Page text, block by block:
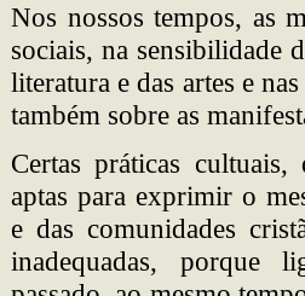
Nos nossos tempos, as
sociais, na sensibilidade
literatura e das artes e
também sobre as
Certas práticas
aptas para exprimir o
e das comunidades
inadequadas, porque